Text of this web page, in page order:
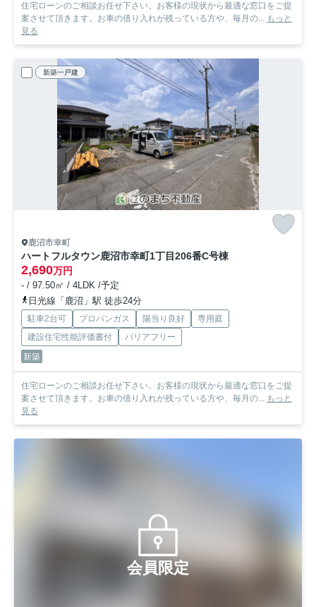
住宅ローンのご相談お任せ下さい。お客様の現状から最適な窓口をご提
案させて頂きます。お車の借り入れが残っている方や、毎月の... もっと
見る
新築一戸建
鹿沼市幸町
ハートフルタウン鹿沼市幸町1丁目206番C号棟
2,690万円
- / 97.50㎡ / 4LDK /予定
日光線「鹿沼」駅 徒歩24分
駐車2台可 プロパンガス 陽当り良好
専用庭
建設住宅性能評価書付
バリアフリー
新築
住宅ローンのご相談お任せ下さい。お客様の現状から最適な窓口をご提
案させて頂きます。お車の借り入れが残っている方や、毎月の... もっと
見る
会員限定